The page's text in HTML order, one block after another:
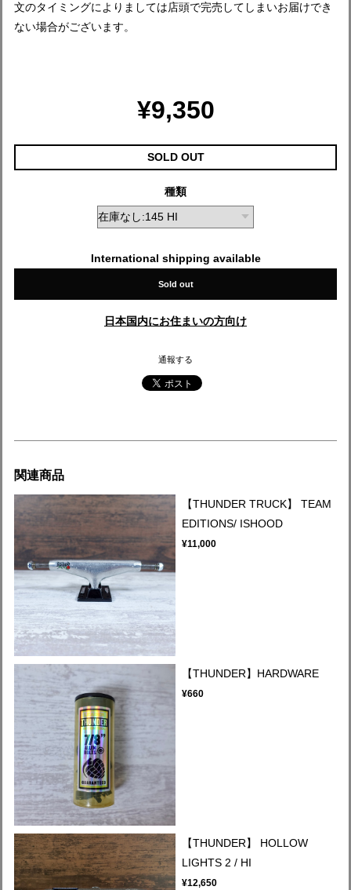
文のタイミングによりましては店頭で完売してしまいお届けでき
ない場合がございます。
¥9,350
SOLD OUT
種類
International shipping available
Sold out
日本国内にお住まいの方向け
通報する
関連商品
【THUNDER TRUCK】 TEAM
EDITIONS/ ISHOOD
¥11,000
【THUNDER】HARDWARE
¥660
【THUNDER】 HOLLOW
LIGHTS 2 / HI
¥12,650